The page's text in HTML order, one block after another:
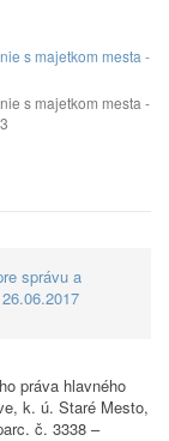
s majetkom mesta -
s majetkom mesta -
správu a
práva hlavného
k. ú. Staré Mesto,
č. 3338 –